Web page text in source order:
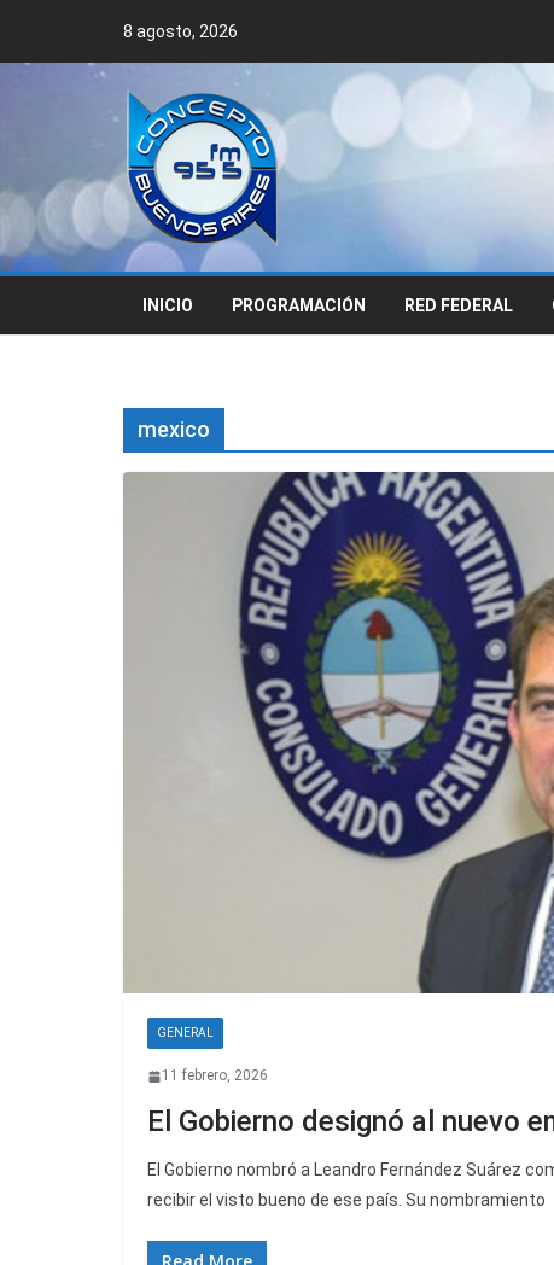
8 agosto, 2026
INICIO PROGRAMACIÓN RED FEDERAL
mexico
GENERAL
11 febrero, 2026
El Gobierno designó al nuevo
El Gobierno nombró a Leandro Fernández Suárez
recibir el visto bueno de ese país. Su nombramiento